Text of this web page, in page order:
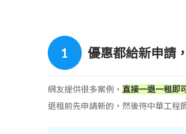
優惠都給新申請
網友提供很多案例， 直接一退一租即
退租前先申請新的，然後待中華工程